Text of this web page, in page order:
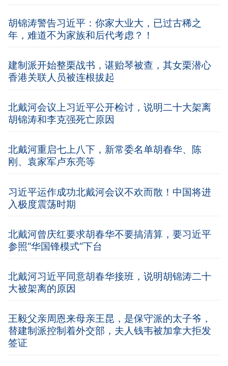
胡锦涛警告习近平：你家大业大，已过古稀之
年，难道不为家族和后代考虑？！
建制派开始整栗战书，谌贻琴被查，其女栗潜心
香港关联人员被连根拔起
北戴河会议上习近平公开检讨，说明二十大架离
胡锦涛和李克强死亡原因
北戴河重启七上八下，新常委名单胡春华、陈
刚、袁家军卢东亮等
习近平运作成功北戴河会议不欢而散！中国将进
入极度震荡时期
北戴河曾庆红要求胡春华不要搞清算，要习近平
参照“华国锋模式”下台
北戴河习近平同意胡春华接班，说明胡锦涛二十
大被架离的原因
王毅父亲周恩来母亲王昆，是保守派的太子爷，
替建制派控制着外交部，夫人钱韦被加拿大拒发
签证